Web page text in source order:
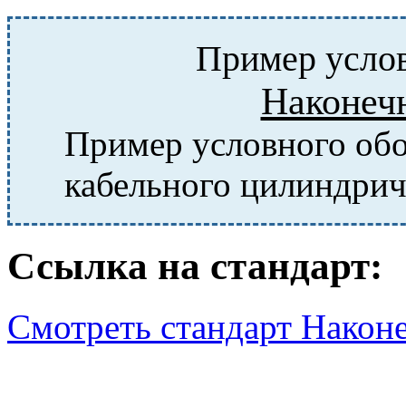
Пример
Пример условного
кабельного
Ссылка на стандарт:
Смотреть стандарт